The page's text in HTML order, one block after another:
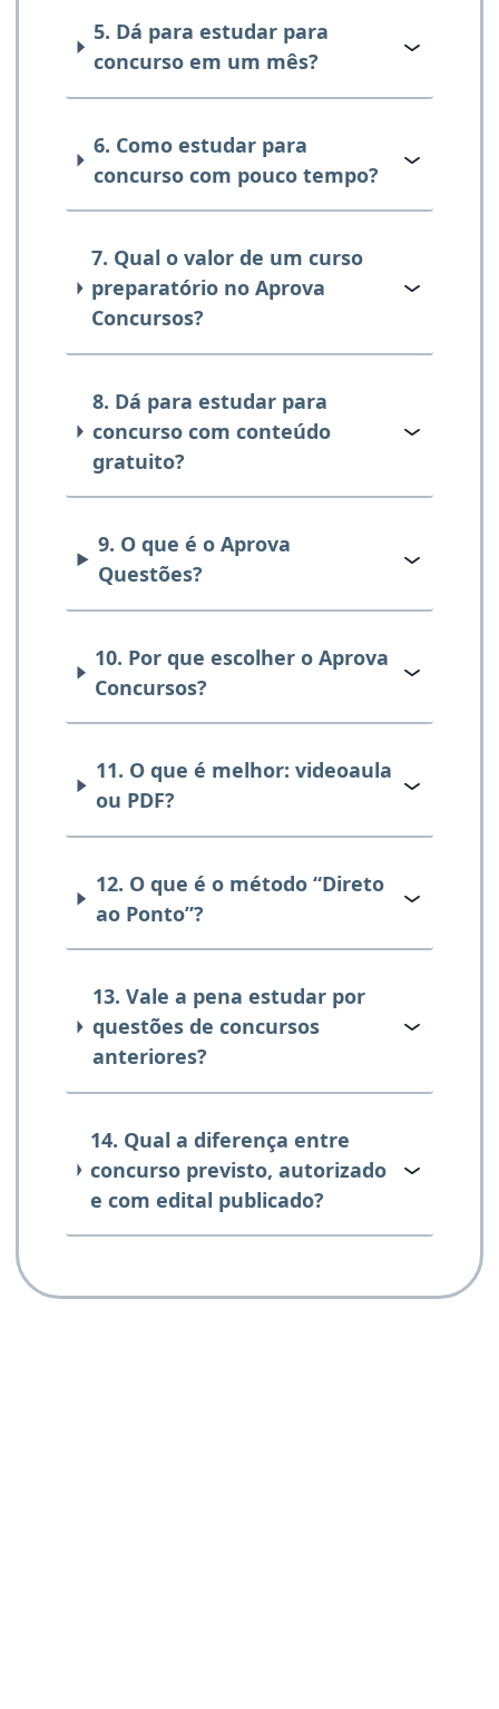
5. Dá para estudar para
concurso em um mês?
6. Como estudar para
concurso com pouco tempo?
7. Qual o valor de um curso
preparatório no Aprova
Concursos?
8. Dá para estudar para
concurso com conteúdo
gratuito?
9. O que é o Aprova
Questões?
10. Por que escolher o Aprova
Concursos?
11. O que é melhor: videoaula
ou PDF?
12. O que é o método “Direto
ao Ponto”?
13. Vale a pena estudar por
questões de concursos
anteriores?
14. Qual a diferença entre
concurso previsto, autorizado
e com edital publicado?